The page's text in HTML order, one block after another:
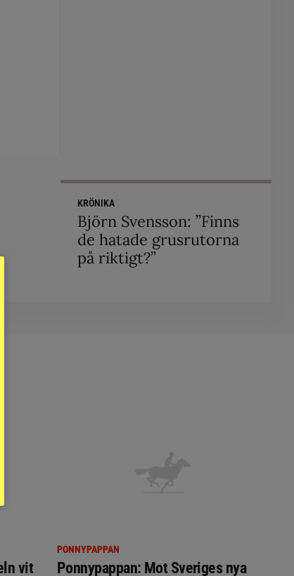
KRÖNIKA
Björn Svensson: ”Finns
de hatade grusrutorna
på riktigt?”
vit
PONNYPAPPAN
Ponnypappan: Mot Sveriges nya